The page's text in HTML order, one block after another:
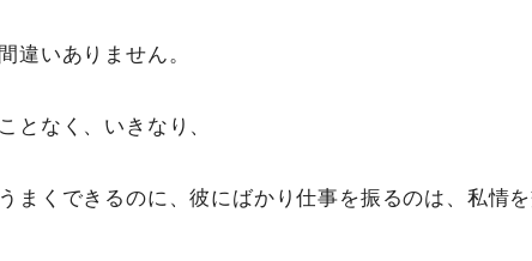
違いありません。
となく、いきなり、
まくできるのに、彼にばかり仕事を振るのは、私情